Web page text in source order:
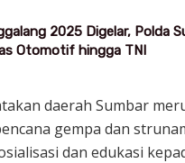
2025 Digelar, Polda
Otomotif hingga TNI
daerah Sumbar
gempa dan
dan edukasi